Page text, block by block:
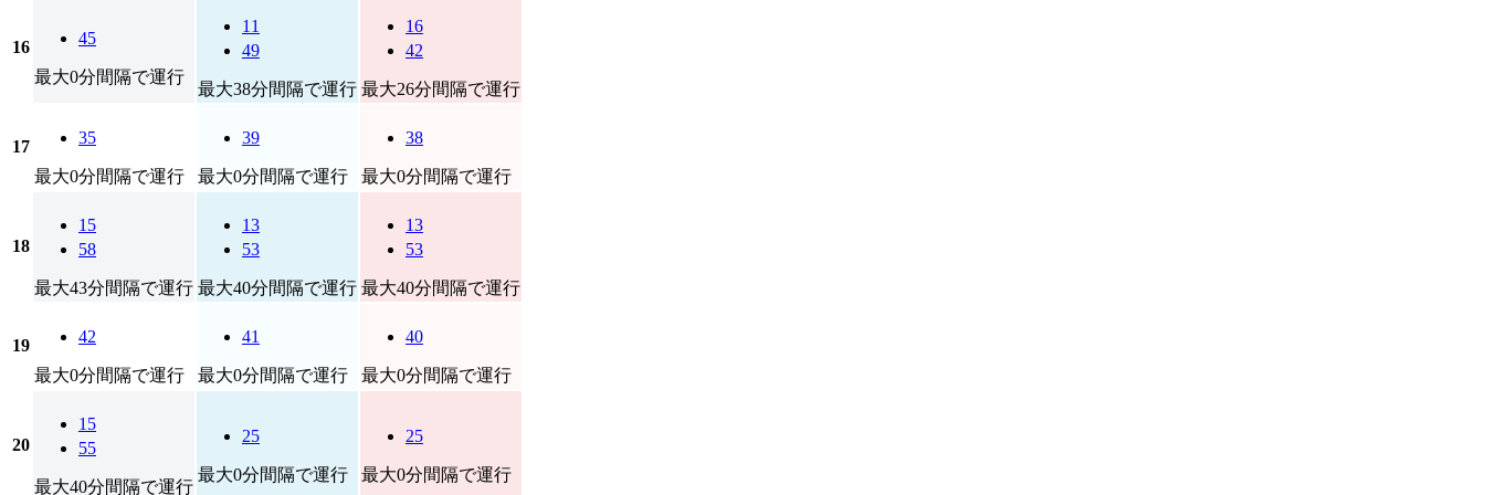
16 45
最大0分間隔で運行
11
49
最大38分間隔で運行
16
42
最大26分間隔で運行
17 35
最大0分間隔で運行
39
最大0分間隔で運行
38
最大0分間隔で運行
18
15
58
最大43分間隔で運行
13
53
最大40分間隔で運行
13
53
最大40分間隔で運行
19 42
最大0分間隔で運行
41
最大0分間隔で運行
40
最大0分間隔で運行
20
15
55
最大40分間隔で運行
25
最大0分間隔で運行
25
最大0分間隔で運行